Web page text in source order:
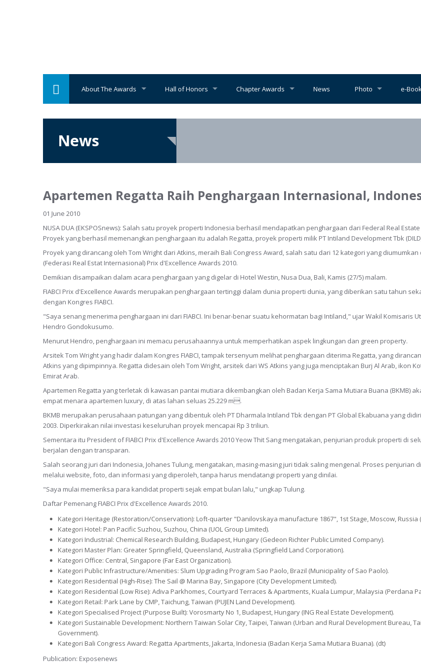
About The Awards Hall of Honors Chapter Awards News Photo e-
News
Apartemen Regatta Raih Penghargaan Internasional,
01 June 2010
NUSA DUA (EKSPOSnews): Salah satu proyek properti Indonesia berhasil mendapatkan penghargaan dari Federal Real
Proyek yang berhasil memenangkan penghargaan itu adalah Regatta, proyek properti milik PT Intiland Development Tbk
Proyek yang dirancang oleh Tom Wright dari Atkins, meraih Bali Congress Award, salah satu dari 12 kategori yang diumumkan
(Federasi Real Estat Internasional) Prix d'Excellence Awards 2010.
Demikian disampaikan dalam acara penghargaan yang digelar di Hotel Westin, Nusa Dua, Bali, Kamis (27/5) malam.
FIABCI Prix d'Excellence Awards merupakan penghargaan tertinggi dalam dunia properti dunia, yang diberikan satu tahun
dengan Kongres FIABCI.
"Saya senang menerima penghargaan ini dari FIABCI. Ini benar-benar suatu kehormatan bagi Intiland," ujar Wakil Komisaris
Hendro Gondokusumo.
Menurut Hendro, penghargaan ini memacu perusahaannya untuk memperhatikan aspek lingkungan dan green property.
Arsitek Tom Wright yang hadir dalam Kongres FIABCI, tampak tersenyum melihat penghargaan diterima Regatta, yang
Atkins yang dipimpinnya. Regatta didesain oleh Tom Wright, arsitek dari WS Atkins yang juga menciptakan Burj Al Arab, ikon
Emirat Arab.
Apartemen Regatta yang terletak di kawasan pantai mutiara dikembangkan oleh Badan Kerja Sama Mutiara Buana (BKMB)
empat menara apartemen luxury, di atas lahan seluas 25.229 m.
BKMB merupakan perusahaan patungan yang dibentuk oleh PT Dharmala Intiland Tbk dengan PT Global Ekabuana yang
2003. Diperkirakan nilai investasi keseluruhan proyek mencapai Rp 3 triliun.
Sementara itu President of FIABCI Prix d'Excellence Awards 2010 Yeow Thit Sang mengatakan, penjurian produk properti di
berjalan dengan transparan.
Salah seorang juri dari Indonesia, Johanes Tulung, mengatakan, masing-masing juri tidak saling mengenal. Proses penjurian
melalui website, foto, dan informasi yang diperoleh, tanpa harus mendatangi properti yang dinilai.
"Saya mulai memeriksa para kandidat properti sejak empat bulan lalu," ungkap Tulung.
Daftar Pemenang FIABCI Prix d'Excellence Awards 2010.
Kategori Heritage (Restoration/Conservation): Loft-quarter "Danilovskaya manufacture 1867", 1st Stage, Moscow, Russia
Kategori Hotel: Pan Pacific Suzhou, Suzhou, China (UOL Group Limited).
Kategori Industrial: Chemical Research Building, Budapest, Hungary (Gedeon Richter Public Limited Company).
Kategori Master Plan: Greater Springfield, Queensland, Australia (Springfield Land Corporation).
Kategori Office: Central, Singapore (Far East Organization).
Kategori Public Infrastructure/Amenities: Slum Upgrading Program Sao Paolo, Brazil (Municipality of Sao Paolo).
Kategori Residential (High-Rise): The Sail @ Marina Bay, Singapore (City Development Limited).
Kategori Residential (Low Rise): Adiva Parkhomes, Courtyard Terraces & Apartments, Kuala Lumpur, Malaysia (Perdana
Kategori Retail: Park Lane by CMP, Taichung, Taiwan (PUJEN Land Development).
Kategori Specialised Project (Purpose Built): Vorosmarty No 1, Budapest, Hungary (ING Real Estate Development).
Kategori Sustainable Development: Northern Taiwan Solar City, Taipei, Taiwan (Urban and Rural Development Bureau,
Government).
Kategori Bali Congress Award: Regatta Apartments, Jakarta, Indonesia (Badan Kerja Sama Mutiara Buana). (dt)
Publication: Exposenews